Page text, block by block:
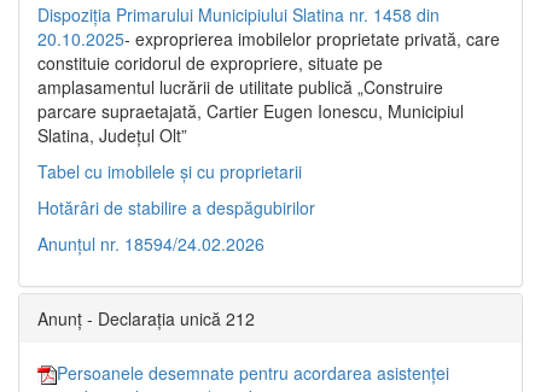
Dispoziția Primarului Municipiului Slatina nr. 1458 din
20.10.2025- exproprierea imobilelor proprietate privată, care
constituie coridorul de expropriere, situate pe
amplasamentul lucrării de utilitate publică „Construire
parcare supraetajată, Cartier Eugen Ionescu, Municipiul
Slatina, Județul Olt”
Tabel cu imobilele și cu proprietarii
Hotărâri de stabilire a despăgubirilor
Anunțul nr. 18594/24.02.2026
Anunț - Declarația unică 212
Persoanele desemnate pentru acordarea asistenței